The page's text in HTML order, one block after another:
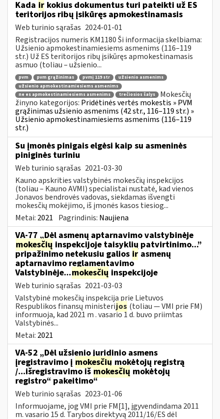
Kada ir kokius dokumentus turi pateikti už ES
teritorijos ribų įsikūręs apmokestinamasis
Web turinio sąrašas 2024-01-01
Registracijos numeris KM1180 Ši informacija skelbiama:
Užsienio apmokestinamiesiems asmenims (116–119
str.) Už ES teritorijos ribų įsikūręs apmokestinamasis
asmuo (toliau – užsienio...
pvm pvm grąžinimas pvmį 119 str
užsienio asmenims
užsienio apmokestinamiesiems asmenims
ne es apmokestinamiesiems asmenims
trečiosios šalys
Mokesčių
žinyno kategorijos: Pridėtinės vertės mokestis » PVM
grąžinimas užsienio asmenims (42 str., 116–119 str.) »
Užsienio apmokestinamiesiems asmenims (116–119
str.)
Su įmonės pinigais elgėsi kaip su asmeninės
piniginės turiniu
Web turinio sąrašas 2021-03-30
Kauno apskrities valstybinės mokesčių inspekcijos
(toliau – Kauno AVMI) specialistai nustatė, kad vienos
Jonavos bendrovės vadovas, siekdamas išvengti
mokesčių mokėjimo, iš įmonės kasos tiesiog...
Metai: 2021 Pagrindinis: Naujiena
VA-77 „Dėl asmenų aptarnavimo valstybinėje
mokesčių inspekcijoje taisyklių patvirtinimo...”
pripažinimo netekusiu galios ir asmenų
aptarnavimo reglamentavimo
Valstybinėje...mokesčių inspekcijoje
Web turinio sąrašas 2021-03-03
Valstybinė mokesčių inspekcija prie Lietuvos
Respublikos finansų ministerijos (toliau — VMI prie FM)
informuoja, kad 2021 m . vasario 1 d. buvo priimtas
Valstybinės...
Metai: 2021
VA-52 „Dėl užsienio juridinio asmens
įregistravimo į mokesčių mokėtojų registrą
/...išregistravimo išmokesčių mokėtojų
registro“ pakeitimo“
Web turinio sąrašas 2023-01-06
Informuojame, jog VMI prie FM[1], įgyvendindama 2011
m. vasario 15 d. Tarybos direktyvą 2011/16/ES dėl